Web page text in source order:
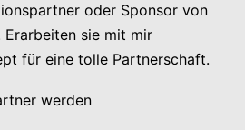
oder Sponsor von
Erarbeiten sie mit mir
für eine tolle Partnerschaft.
werden